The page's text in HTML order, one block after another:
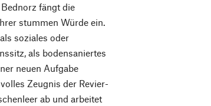
fängt die
stummen Würde ein.
soziales oder
als bodensaniertes
neuen Aufgabe
Zeugnis der Revier-
ab und arbeitet